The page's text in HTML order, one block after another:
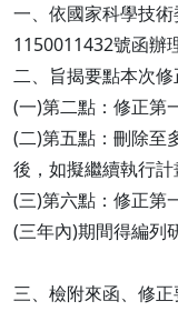
一、依國家科學技
1150011432號函辦理
二、旨揭要點本次修
(一)第二點：修正第
(二)第五點：刪除至
後，如擬繼續執行計
(三)第六點：修正第
(三年內)期間得編列
三、檢附來函、修